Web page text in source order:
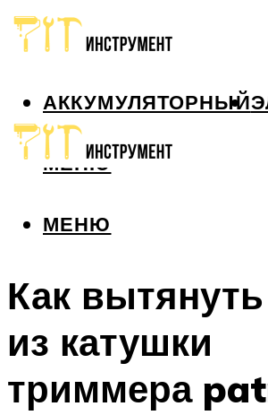
АККУМУЛЯТОРНЫЙ
МЕНЮ
МЕНЮ
Как
из катушки
триммера